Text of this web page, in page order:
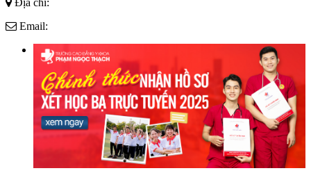
Email: